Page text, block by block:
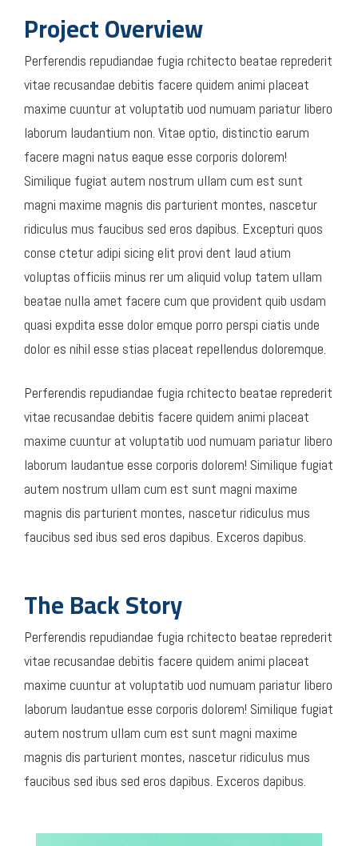
Project Overview
Perferendis repudiandae fugia rchitecto beatae reprederit
vitae recusandae debitis facere quidem animi placeat
maxime cuuntur at voluptatib uod numuam pariatur libero
laborum laudantium non. Vitae optio, distinctio earum
facere magni natus eaque esse corporis dolorem!
Similique fugiat autem nostrum ullam cum est sunt
magni maxime magnis dis parturient montes, nascetur
ridiculus mus faucibus sed eros dapibus. Excepturi quos
conse ctetur adipi sicing elit provi dent laud atium
voluptas officiis minus rer um aliquid volup tatem ullam
beatae nulla amet facere cum que provident quib usdam
quasi expdita esse dolor emque porro perspi ciatis unde
dolor es nihil esse stias placeat repellendus doloremque.
Perferendis repudiandae fugia rchitecto beatae reprederit
vitae recusandae debitis facere quidem animi placeat
maxime cuuntur at voluptatib uod numuam pariatur libero
laborum laudantue esse corporis dolorem! Similique fugiat
autem nostrum ullam cum est sunt magni maxime
magnis dis parturient montes, nascetur ridiculus mus
faucibus sed ibus sed eros dapibus. Exceros dapibus.
The Back Story
Perferendis repudiandae fugia rchitecto beatae reprederit
vitae recusandae debitis facere quidem animi placeat
maxime cuuntur at voluptatib uod numuam pariatur libero
laborum laudantue esse corporis dolorem! Similique fugiat
autem nostrum ullam cum est sunt magni maxime
magnis dis parturient montes, nascetur ridiculus mus
faucibus sed ibus sed eros dapibus. Exceros dapibus.